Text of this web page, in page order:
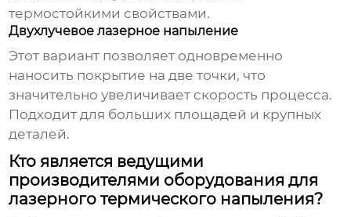
термостойкими свойствами.
Двухлучевое лазерное напыление
Этот вариант позволяет одновременно
наносить покрытие на две точки, что
значительно увеличивает скорость процесса.
Подходит для больших площадей и крупных
деталей.
Кто является ведущими
производителями оборудования для
лазерного термического напыления?